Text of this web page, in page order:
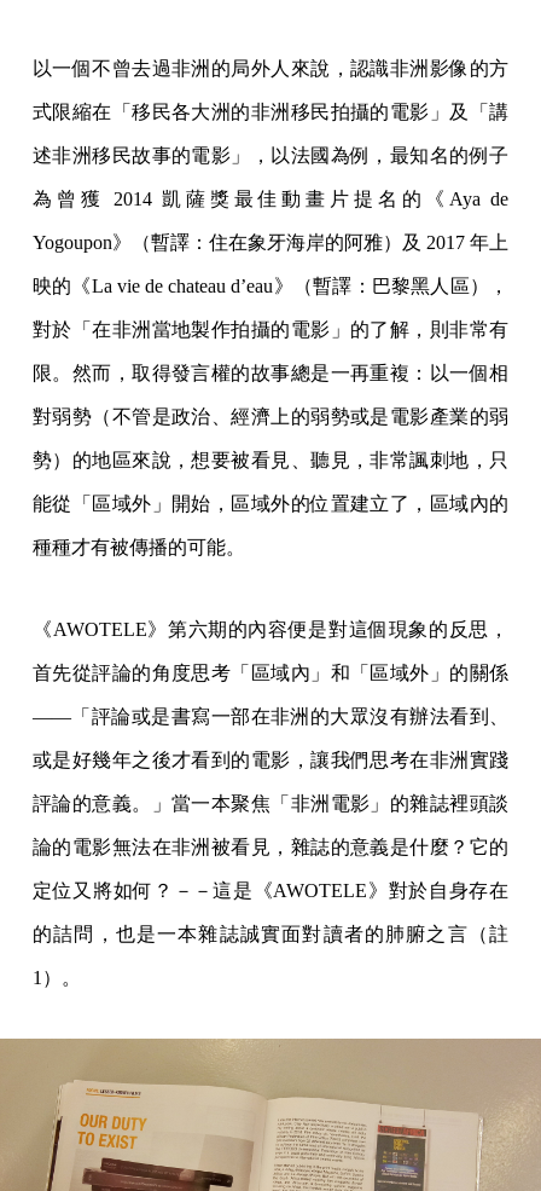
以一個不曾去過非洲的局外人來說，認識非洲影像的方
式限縮在「移民各大洲的非洲移民拍攝的電影」及「講
述非洲移民故事的電影」，以法國為例，最知名的例子
為曾獲 2014 凱薩獎最佳動畫片提名的《Aya de
Yogoupon》（暫譯：住在象牙海岸的阿雅）及 2017 年上
映的《La vie de chateau d’eau》（暫譯：巴黎黑人區），
對於「在非洲當地製作拍攝的電影」的了解，則非常有
限。然而，取得發言權的故事總是一再重複：以一個相
對弱勢（不管是政治、經濟上的弱勢或是電影產業的弱
勢）的地區來說，想要被看見、聽見，非常諷刺地，只
能從「區域外」開始，區域外的位置建立了，區域內的
種種才有被傳播的可能。
《AWOTELE》第六期的內容便是對這個現象的反思，
首先從評論的角度思考「區域內」和「區域外」的關係
——「評論或是書寫一部在非洲的大眾沒有辦法看到、
或是好幾年之後才看到的電影，讓我們思考在非洲實踐
評論的意義。」當一本聚焦「非洲電影」的雜誌裡頭談
論的電影無法在非洲被看見，雜誌的意義是什麼？它的
定位又將如何？－－這是《AWOTELE》對於自身存在
的詰問，也是一本雜誌誠實面對讀者的肺腑之言（註
1）。